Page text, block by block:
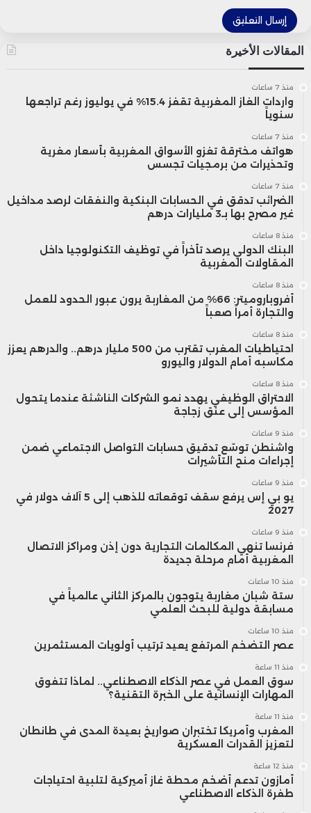
المقالات الأخيرة
منذ 7 ساعات
واردات الغاز المغربية تقفز 15.4% في يوليوز رغم تراجعها
سنوياً
منذ 7 ساعات
هواتف مخترقة تغزو الأسواق المغربية بأسعار مغرية
وتحذيرات من برمجيات تجسس
منذ 7 ساعات
الضرائب تدقق في الحسابات البنكية والنفقات لرصد مداخيل
غير مصرح بها بـ3 مليارات درهم
منذ 8 ساعات
البنك الدولي يرصد تأخراً في توظيف التكنولوجيا داخل
المقاولات المغربية
منذ 8 ساعات
أفروباروميتر: 66% من المغاربة يرون عبور الحدود للعمل
والتجارة أمراً صعباً
منذ 8 ساعات
احتياطيات المغرب تقترب من 500 مليار درهم.. والدرهم يعزز
مكاسبه أمام الدولار واليورو
منذ 8 ساعات
الاحتراق الوظيفي يهدد نمو الشركات الناشئة عندما يتحول
المؤسس إلى عنق زجاجة
منذ 9 ساعات
واشنطن توسّع تدقيق حسابات التواصل الاجتماعي ضمن
إجراءات منح التأشيرات
منذ 9 ساعات
يو بي إس يرفع سقف توقعاته للذهب إلى 5 آلاف دولار في
2027
منذ 9 ساعات
فرنسا تنهي المكالمات التجارية دون إذن ومراكز الاتصال
المغربية أمام مرحلة جديدة
منذ 10 ساعات
ستة شبان مغاربة يتوجون بالمركز الثاني عالمياً في
مسابقة دولية للبحث العلمي
منذ 10 ساعات
عصر التضخم المرتفع يعيد ترتيب أولويات المستثمرين
منذ 11 ساعة
سوق العمل في عصر الذكاء الاصطناعي.. لماذا تتفوق
المهارات الإنسانية على الخبرة التقنية؟
منذ 11 ساعة
المغرب وأمريكا تختبران صواريخ بعيدة المدى في طانطان
لتعزيز القدرات العسكرية
منذ 12 ساعة
أمازون تدعم أضخم محطة غاز أميركية لتلبية احتياجات
طفرة الذكاء الاصطناعي